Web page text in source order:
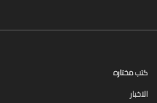
كتب مختاره
الاخبار